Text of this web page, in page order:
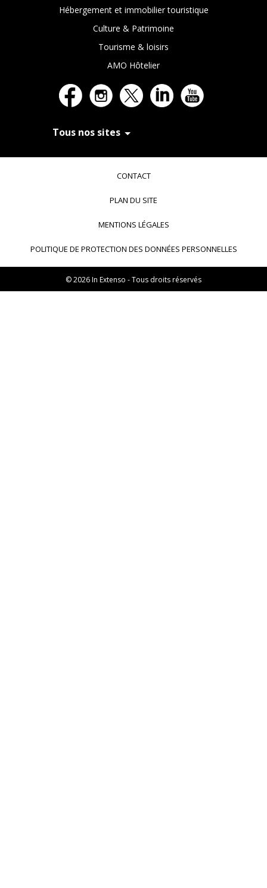
Hébergement et immobilier touristique
Culture & Patrimoine
Tourisme & loisirs
AMO Hôtelier
Tous nos sites
In Extenso Tourisme, Culture & Hôtellerie
Transaxio Hôtel, partenaire In Extenso
fulll, logiciel expert-comptable
CONTACT
PLAN DU SITE
MENTIONS LÉGALES
POLITIQUE DE PROTECTION DES DONNÉES PERSONNELLES
© 2026 In Extenso - Tous droits réservés